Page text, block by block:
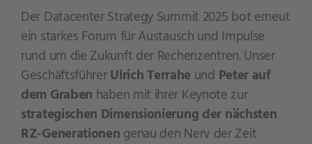
Der Datacenter Strategy Summit 2025 bot erneut
ein starkes Forum für Austausch und Impulse
rund um die Zukunft der Rechenzentren. Unser
GeschäftsführerUlrich Terrahe und Peter auf
dem Graben haben mit ihrer Keynote zur
strategischen Dimensionierung der nächsten
RZ-Generationen genau den Nerv der Zeit